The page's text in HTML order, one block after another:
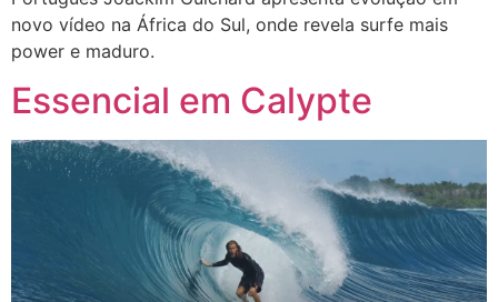
novo vídeo na África do Sul, onde revela surfe mais
power e maduro.
Essencial em Calypte